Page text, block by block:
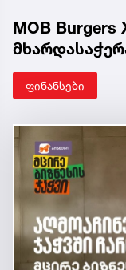
MOB Burgers
ფინანსები